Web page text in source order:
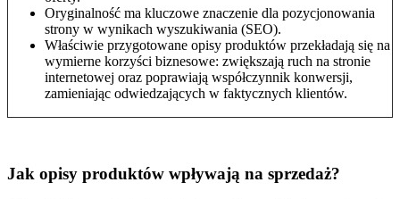
Oryginalność ma kluczowe znaczenie dla pozycjonowania
strony w wynikach wyszukiwania (SEO).
Właściwie przygotowane opisy produktów przekładają się na
wymierne korzyści biznesowe: zwiększają ruch na stronie
internetowej oraz poprawiają współczynnik konwersji,
zamieniając odwiedzających w faktycznych klientów.
Jak opisy produktów wpływają na sprzedaż?